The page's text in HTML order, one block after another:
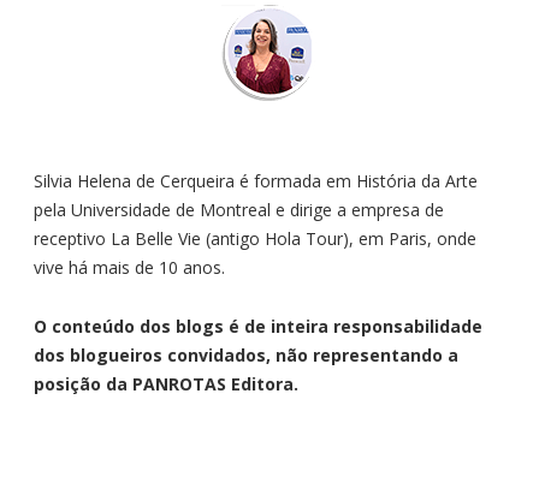
Silvia Helena de Cerqueira é formada em História da Arte
pela Universidade de Montreal e dirige a empresa de
receptivo La Belle Vie (antigo Hola Tour), em Paris, onde
vive há mais de 10 anos.
O conteúdo dos blogs é de inteira responsabilidade
dos blogueiros convidados, não representando a
posição da PANROTAS Editora.